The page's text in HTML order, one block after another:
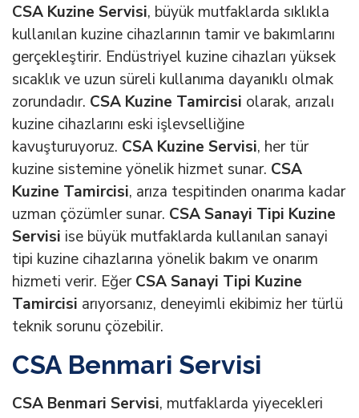
CSA Kuzine Servisi, büyük mutfaklarda sıklıkla
kullanılan kuzine cihazlarının tamir ve bakımlarını
gerçekleştirir. Endüstriyel kuzine cihazları yüksek
sıcaklık ve uzun süreli kullanıma dayanıklı olmak
zorundadır. CSA Kuzine Tamircisi olarak, arızalı
kuzine cihazlarını eski işlevselliğine
kavuşturuyoruz. CSA Kuzine Servisi, her tür
kuzine sistemine yönelik hizmet sunar. CSA
Kuzine Tamircisi, arıza tespitinden onarıma kadar
uzman çözümler sunar. CSA Sanayi Tipi Kuzine
Servisi ise büyük mutfaklarda kullanılan sanayi
tipi kuzine cihazlarına yönelik bakım ve onarım
hizmeti verir. EğerCSA Sanayi Tipi Kuzine
Tamircisi arıyorsanız, deneyimli ekibimiz her türlü
teknik sorunu çözebilir.
CSA Benmari Servisi
CSA Benmari Servisi, mutfaklarda yiyecekleri